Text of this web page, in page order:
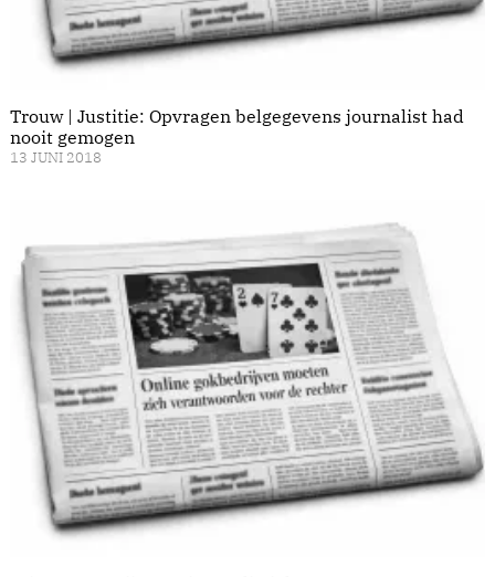
Trouw | Justitie: Opvragen belgegevens journalist had
nooit gemogen
13 JUNI 2018